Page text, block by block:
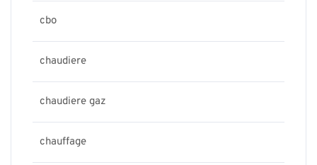
cbo
chaudiere
chaudiere gaz
chauffage